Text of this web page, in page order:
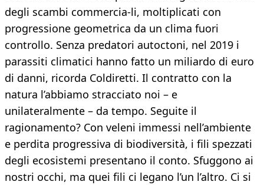
degli scambi commercia-li, moltiplicati con
progressione geometrica da un clima fuori
controllo. Senza predatori autoctoni, nel 2019 i
parassiti climatici hanno fatto un miliardo di euro
di danni, ricorda Coldiretti. Il contratto con la
natura l’abbiamo stracciato noi – e
unilateralmente – da tempo. Seguite il
ragionamento? Con veleni immessi nell’ambiente
e perdita progressiva di biodiversità, i fili spezzati
degli ecosistemi presentano il conto. Sfuggono ai
nostri occhi, ma quei fili ci legano l’un l’altro. Ci si